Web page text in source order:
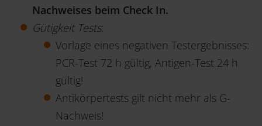
Nachweises beim Check In.
Gütigkeit Tests:
Vorlage eines negativen Testergebnisses:
PCR-Test 72 h gültig, Antigen-Test 24 h
gültig!
Antikörpertests gilt nicht mehr als G-
Nachweis!